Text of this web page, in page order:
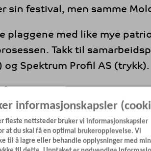
sin festival, men samme
plaggene med like mye
Takk til
Spektrum Profil AS (trykk).
i nettbutikken til Moldejazz
fås kjøpt hos Jazzbutikken
informasjonskapsler
fleste nettsteder bruker vi informasjonskapsler
at du skal få en optimal brukeropplevelse. Vi
til å lagre eller behandle opplysninger med